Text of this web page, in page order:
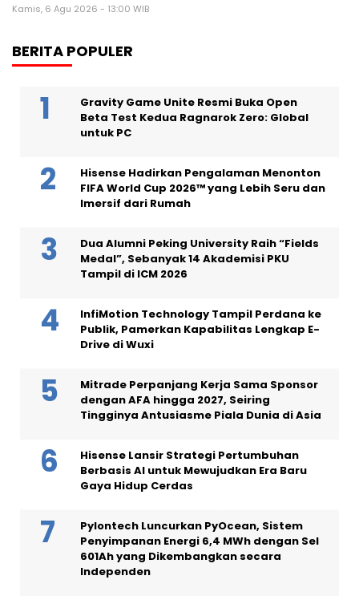
Kamis, 6 Agu 2026 - 13:00 WIB
BERITA POPULER
Gravity Game Unite Resmi Buka Open
Beta Test Kedua Ragnarok Zero: Global
untuk PC
Hisense Hadirkan Pengalaman Menonton
FIFA World Cup 2026™ yang Lebih Seru dan
Imersif dari Rumah
Dua Alumni Peking University Raih “Fields
Medal”, Sebanyak 14 Akademisi PKU
Tampil di ICM 2026
InfiMotion Technology Tampil Perdana ke
Publik, Pamerkan Kapabilitas Lengkap E-
Drive di Wuxi
Mitrade Perpanjang Kerja Sama Sponsor
dengan AFA hingga 2027, Seiring
Tingginya Antusiasme Piala Dunia di Asia
Hisense Lansir Strategi Pertumbuhan
Berbasis AI untuk Mewujudkan Era Baru
Gaya Hidup Cerdas
Pylontech Luncurkan PyOcean, Sistem
Penyimpanan Energi 6,4 MWh dengan Sel
601Ah yang Dikembangkan secara
Independen